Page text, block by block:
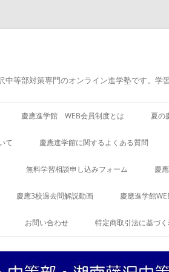
中等部対策専門のオンライン進学塾です。学
慶應進学館 WEB会員制度とは 夏の
て 慶應進学館に関するよくある質問
無料学習相談申し込みフォーム 慶
慶應3校過去問解説動画 慶應進学館
お問い合わせ 特定商取引法に基づ